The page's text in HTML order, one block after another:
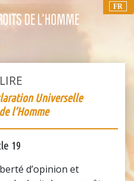
FR
LIRE
Universelle
l’Homme
19
d’opinion et